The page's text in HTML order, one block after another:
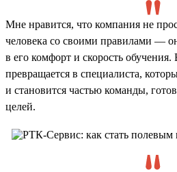
Мне нравится, что компания не
человека со своими правилами —
в его комфорт и скорость обучения.
превращается в специалиста,
и становится частью команды,
целей.